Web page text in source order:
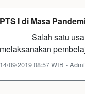
PTS I di Masa
Salah satu usaha
melaksanakan
14/09/2019 08:57 WIB -